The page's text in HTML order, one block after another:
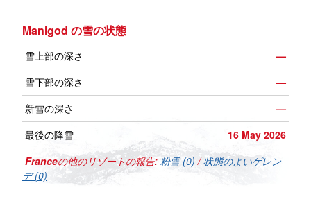
Manigod の雪の状態
雪上部の深さ
—
雪下部の深さ
—
新雪の深さ
—
最後の降雪
16 May 2026
Franceの他のリゾートの報告: 粉雪 (0) /状態のよいゲレン
デ (0)